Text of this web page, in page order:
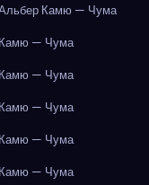
Камю — Чума
— Чума
— Чума
— Чума
— Чума
— Чума